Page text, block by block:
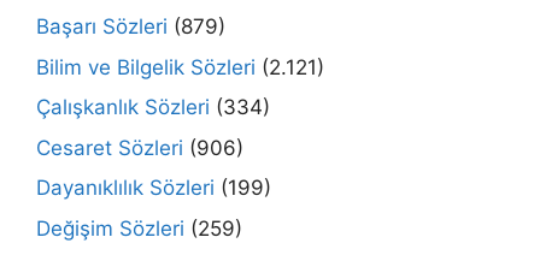
Başarı Sözleri (879)
Bilim ve Bilgelik Sözleri (2.121)
Çalışkanlık Sözleri (334)
Cesaret Sözleri (906)
Dayanıklılık Sözleri (199)
Değişim Sözleri (259)